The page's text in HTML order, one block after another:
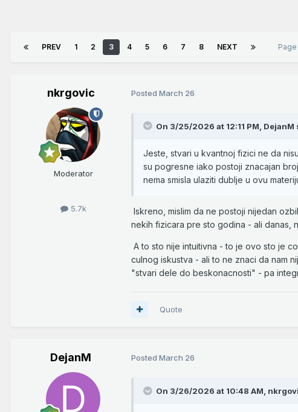
PREV 1 2 3 4 5 6 7 8 NEXT
nkrgovic
Moderator
5.7k
Posted March 26
On 3/25/2026 at 12:11 PM, DejanM
Jeste, stvari u kvantnoj fizici ne da
su pogresne iako postoji znacajan
nema smisla ulaziti dublje u ovu
Iskreno, mislim da ne postoji nijedan
nekih fizicara pre sto godina - ali danas,
A to sto nije intuitivna - to je ovo sto je
culnog iskustva - ali to ne znaci da nam
"stvari dele do beskonacnosti" - pa
Quote
DejanM Posted March 26
On 3/26/2026 at 10:48 AM,